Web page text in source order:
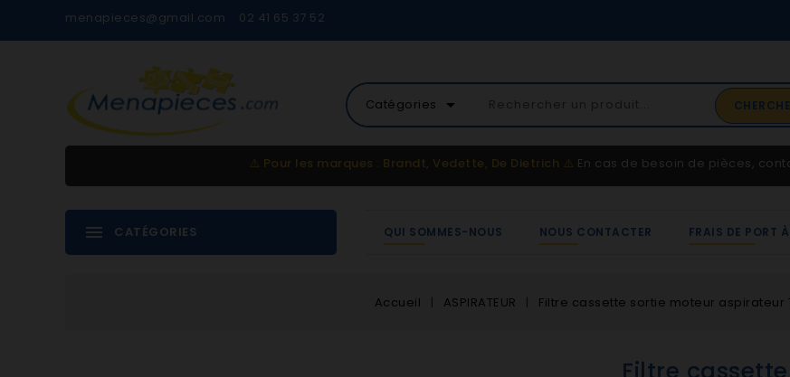
menapieces@gmail.com 02 41 65 37 52
Catégories arrow_drop_down 02 41 65 37
Service client
⚠️ Pour les marques : Brandt, Vedette, De Dietrich ⚠️ En cas de besoin de pièces,
CATÉGORIES QUI SOMMES-NOUS NOUS CONTACTER FRAIS DE PORT
Accueil ASPIRATEUR Filtre cassette sortie moteur aspirateur